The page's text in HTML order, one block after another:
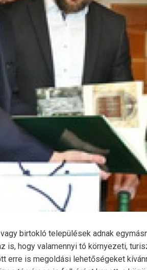
birtokló települések adnak
hogy valamennyi tó környezeti,
erre is megoldási lehetőségeket